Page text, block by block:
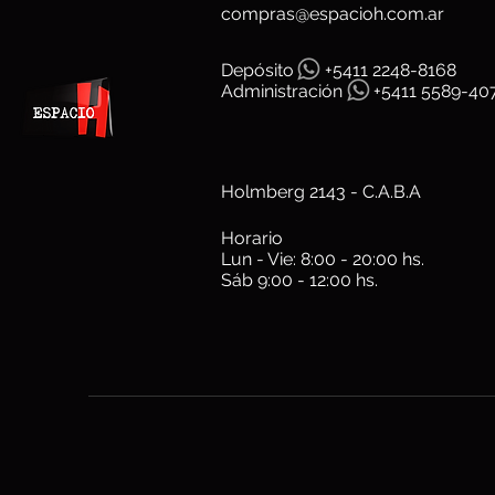
compras@espacioh.com.ar
Depósito
+5411 2248-8168
Administración
+5411 5589-
Holmberg 2143 - C.A.B.A
Horario
Lun - Vie: 8:00 - 20:00 hs.
Sáb 9:00 - 12:00 hs.